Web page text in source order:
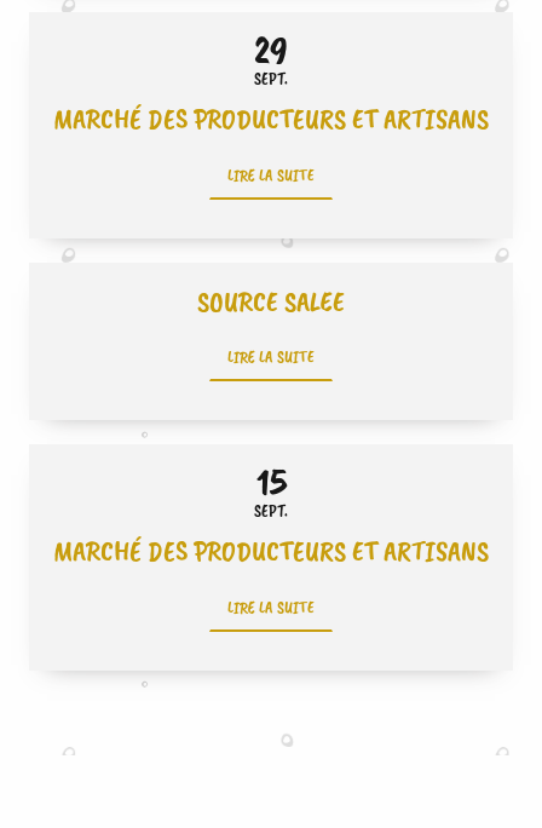
29
SEPT.
MARCHÉ DES PRODUCTEURS ET ARTISANS
LIRE LA SUITE
SOURCE SALEE
LIRE LA SUITE
15
SEPT.
MARCHÉ DES PRODUCTEURS ET ARTISANS
LIRE LA SUITE